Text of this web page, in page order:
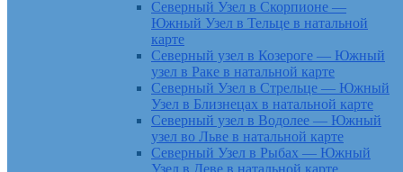
Северный Узел в Скорпионе —
Южный Узел в Тельце в натальной
карте
Северный узел в Козероге — Южный
узел в Раке в натальной карте
Северный Узел в Стрельце — Южный
Узел в Близнецах в натальной карте
Северный узел в Водолее — Южный
узел во Льве в натальной карте
Северный Узел в Рыбах — Южный
Узел в Деве в натальной карте